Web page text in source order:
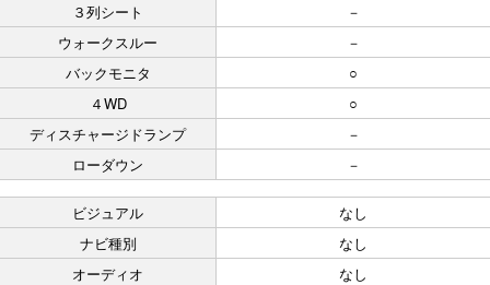
３列シート
－
ウォークスルー
－
バックモニタ
○
４WD
○
ディスチャージドランプ
－
ローダウン
－
ビジュアル
なし
ナビ種別
なし
オーディオ
なし